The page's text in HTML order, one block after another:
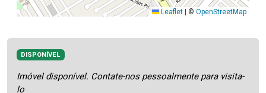
Leaflet © OpenStreetMap
DISPONÍVEL
Imóvel disponível. Contate-nos pessoalmente para visita-
lo